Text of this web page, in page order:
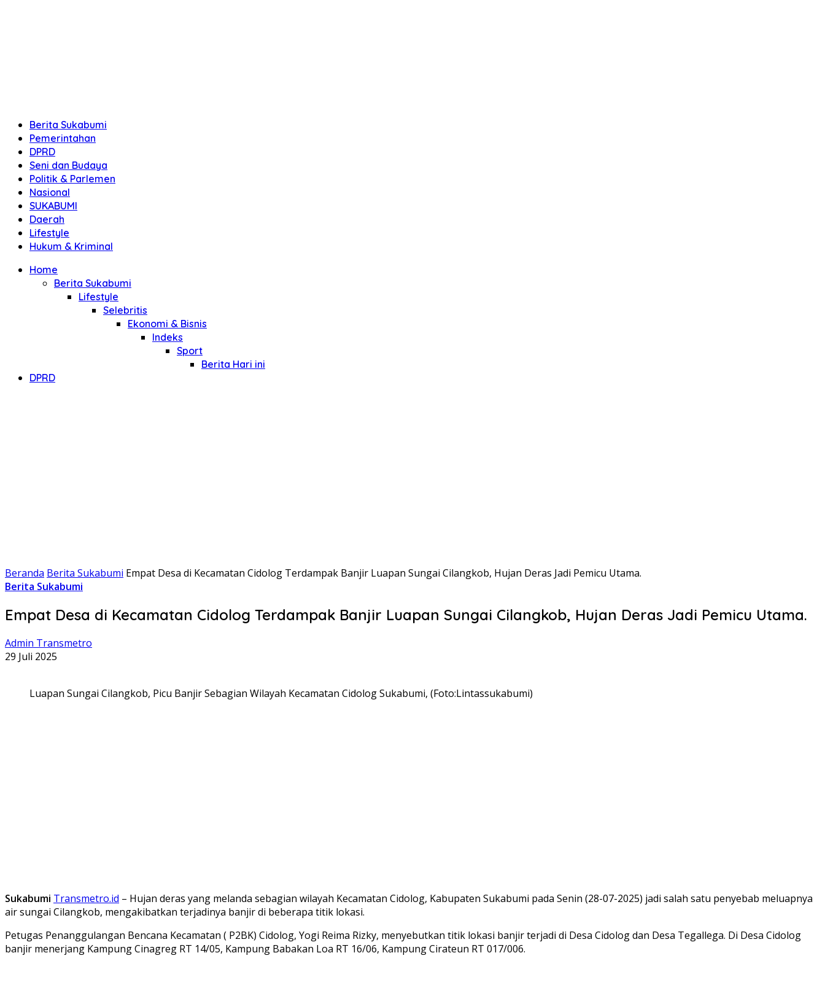
Berita Sukabumi
Pemerintahan
DPRD
Seni dan Budaya
Politik & Parlemen
Nasional
SUKABUMI
Daerah
Lifestyle
Hukum & Kriminal
Home
Berita Sukabumi
Lifestyle
Selebritis
Ekonomi & Bisnis
Indeks
Sport
Berita Hari ini
DPRD
Beranda Berita Sukabumi Empat Desa di Kecamatan Cidolog Terdampak Banjir Luapan Sungai Cilangkob, Hujan Deras Jadi Pemicu Utama.
Berita Sukabumi
Empat Desa di Kecamatan Cidolog Terdampak Banjir Luapan Sungai Cilangkob, Hujan Deras Jadi Pemicu Utama.
Admin Transmetro
29 Juli 2025
Luapan Sungai Cilangkob, Picu Banjir Sebagian Wilayah Kecamatan Cidolog Sukabumi, (Foto:Lintassukabumi)
Sukabumi Transmetro.id – Hujan deras yang melanda sebagian wilayah Kecamatan Cidolog, Kabupaten Sukabumi pada Senin (28-07-2025) jadi salah satu penyebab meluapnya
air sungai Cilangkob, mengakibatkan terjadinya banjir di beberapa titik lokasi.
Petugas Penanggulangan Bencana Kecamatan ( P2BK) Cidolog, Yogi Reima Rizky, menyebutkan titik lokasi banjir terjadi di Desa Cidolog dan Desa Tegallega. Di Desa Cidolog
banjir menerjang Kampung Cinagreg RT 14/05, Kampung Babakan Loa RT 16/06, Kampung Cirateun RT 017/006.